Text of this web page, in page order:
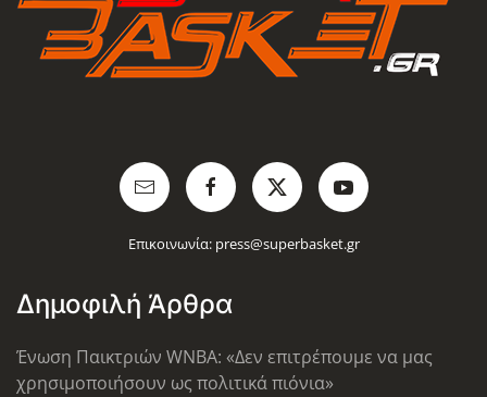
Επικοινωνία: press@superbasket.gr
Δημοφιλή Άρθρα
Ένωση Παικτριών WNBA: «Δεν επιτρέπουμε να μας
χρησιμοποιήσουν ως πολιτικά πιόνια»